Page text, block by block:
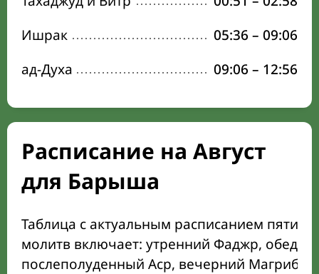
Ишрак
05:36 – 09:06
ад-Духа
09:06 – 12:56
Расписание на Август
для Барыша
Таблица с актуальным расписанием пяти
молитв включает: утренний Фаджр,
послеполуденный Аср, вечерний Магриб